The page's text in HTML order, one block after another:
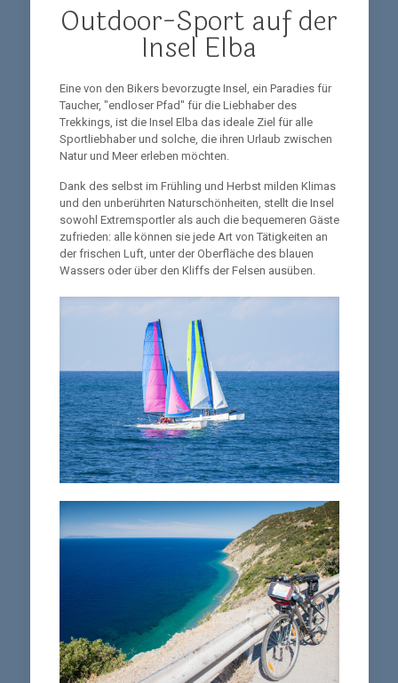
Outdoor-Sport auf der
Insel Elba
Eine von den Bikers bevorzugte Insel, ein Paradies für
Taucher, "endloser Pfad" für die Liebhaber des
Trekkings, ist die Insel Elba das ideale Ziel für alle
Sportliebhaber und solche, die ihren Urlaub zwischen
Natur und Meer erleben möchten.
Dank des selbst im Frühling und Herbst milden Klimas
und den unberührten Naturschönheiten, stellt die Insel
sowohl Extremsportler als auch die bequemeren Gäste
zufrieden: alle können sie jede Art von Tätigkeiten an
der frischen Luft, unter der Oberfläche des blauen
Wassers oder über den Kliffs der Felsen ausüben.